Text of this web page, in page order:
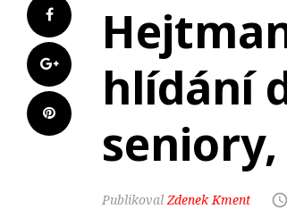
hlídání
Zdenek Kment